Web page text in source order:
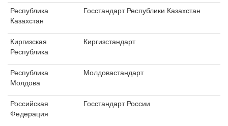
Республика
Казахстан
Госстандарт Республики Казахстан
Киргизская
Республика
Киргизстандарт
Республика
Молдова
Молдовастандарт
Российская
Федерация
Госстандарт России